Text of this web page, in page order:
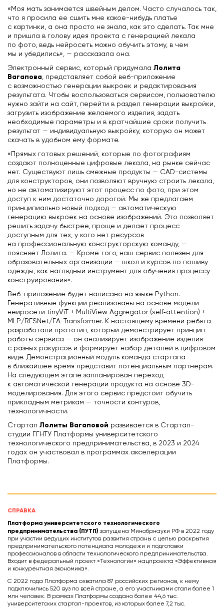
«Моя мать занимается швейным делом. Часто случалось так,
что я просила ее сшить мне какое-нибудь платье
с картинки, а она просто не знала, как это сделать. Так мне
и пришла в голову идея проекта с генерацией лекала
по фото, ведь нейросеть можно обучить этому, в чем
мы и убедились», — рассказала она.
Электронный сервис, который придумала Лолита
Вагапова, представляет собой веб-приложение
с возможностью генерации выкроек и редактирования
результата. Чтобы воспользоваться сервисом, пользователю
нужно зайти на сайт, перейти в раздел генерации выкройки,
загрузить изображение желаемого изделия, задать
необходимые параметры и в кратчайшие сроки получить
результат — индивидуальную выкройку, которую он может
скачать в удобном ему формате.
«Прямых готовых решений, которые по фотографиям
создают полноценные цифровые лекала, на рынке сейчас
нет. Существуют лишь смежные продукты — CAD-системы
для конструкторов, они позволяют вручную строить лекала,
но не автоматизируют этот процесс по фото, при этом
доступ к ним достаточно дорогой. Мы же предлагаем
принципиально новый подход — автоматическую
генерацию выкроек на основе изображений. Это позволяет
решить задачу быстрее, проще и делает процесс
доступным для тех, у кого нет ресурсов
на профессиональную конструкторскую команду, —
поясняет Лолита. — Кроме того, наш сервис полезен для
образовательных организаций — школ и курсов по пошиву
одежды, как наглядный инструмент для обучения процессу
конструирования».
Веб-приложение будет написано на языке Python.
Генеративные функции реализованы на основе модели
нейросети tinyViT + MultiView Aggregator (self‑attention) +
MLP/RESNet/FA-Transformer. К настоящему времени ребята
разработали прототип, который демонстрирует принцип
работы сервиса — он анализирует изображение изделия
с разных ракурсов и формирует набор деталей в цифровом
виде. Демонстрационный модуль команда стартапа
в ближайшее время представит потенциальным партнерам.
На следующем этапе запланирован переход
к автоматической генерации продукта на основе 3D-
моделирования. Для этого сервис предстоит обучить
прикладным метрикам — точности контуров,
технологичности.
Стартап Лолиты Вагаповой развивается в Стартап-
студии ГГНТУ Платформы университетского
технологического предпринимательства, в 2023 и 2024
годах он участвовал в программах акселерации
Платформы.
СПРАВКА
Платформа университетского технологического
предпринимательства (ПУТП) запущена Минобрнауки РФ в 2022 году
при участии ведущих институтов развития страны с целью раскрытия
предпринимательского потенциала молодежи и подготовки
профессионалов в области технологического предпринимательства.
Входит в федеральный проект «Технологии» нацпроекта «Эффективная
и конкурентная экономика».
С 2022 года Платформа охватила 87 российских регионов, к нему
подключились 520 вуз по всей стране, а его участниками стали более 1
млн человек. В рамках Платформы создано более 44,6 тыс.
университетских стартап-проектов, из которых более 7,2 тыс.